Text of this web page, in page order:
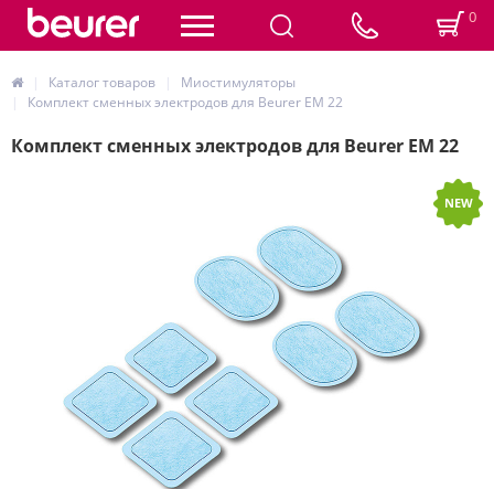
0
Каталог товаров
Миостимуляторы
Комплект сменных электродов для Beurer EM 22
Комплект сменных электродов для Beurer EM 22
NEW